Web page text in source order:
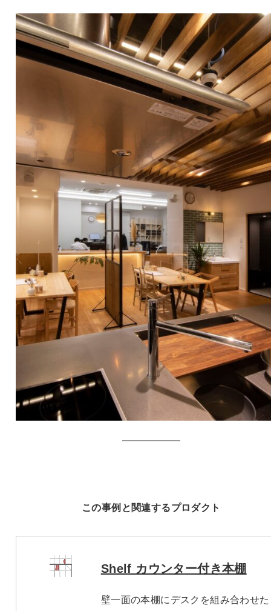
この事例と関連するプロダクト
Shelf カウンター付き本棚
壁一面の本棚にデスクを組み合わせた